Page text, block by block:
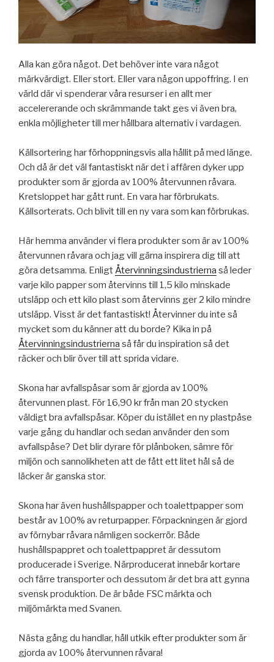
Alla kan göra något. Det behöver inte vara något
märkvärdigt. Eller stort. Eller vara någon uppoffring. I en
värld där vi spenderar våra resurser i en allt mer
accelererande och skrämmande takt ges vi även bra,
enkla möjligheter till mer hållbara alternativ i vardagen.
Källsortering har förhoppningsvis alla hållit på med länge.
Och då är det väl fantastiskt när det i affären dyker upp
produkter som är gjorda av 100% återvunnen råvara.
Kretsloppet har gått runt. En vara har förbrukats.
Källsorterats. Och blivit till en ny vara som kan förbrukas.
Här hemma använder vi flera produkter som är av 100%
återvunnen råvara och jag vill gärna inspirera dig till att
göra detsamma. Enligt Återvinningsindustrierna så leder
varje kilo papper som återvinns till 1,5 kilo minskade
utsläpp och ett kilo plast som återvinns ger 2 kilo mindre
utsläpp. Visst är det fantastiskt! Återvinner du inte så
mycket som du känner att du borde? Kika in på
Återvinningsindustrierna så får du inspiration så det
räcker och blir över till att sprida vidare.
Skona har avfallspåsar som är gjorda av 100%
återvunnen plast. För 16,90 kr från man 20 stycken
väldigt bra avfallspåsar. Köper du istället en ny plastpåse
varje gång du handlar och sedan använder den som
avfallspåse? Det blir dyrare för plånboken, sämre för
miljön och sannolikheten att de fått ett litet hål så de
läcker är ganska stor.
Skona har även hushållspapper och toalettpapper som
består av 100% av returpapper. Förpackningen är gjord
av förnybar råvara nämligen sockerrör. Både
hushållspappret och toalettpappret är dessutom
producerade i Sverige. Närproducerat innebär kortare
och färre transporter och dessutom är det bra att gynna
svensk produktion. De är både FSC märkta och
miljömärkta med Svanen.
Nästa gång du handlar, håll utkik efter produkter som är
gjorda av 100% återvunnen råvara!